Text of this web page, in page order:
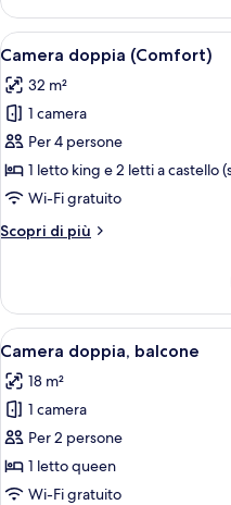
Comfort,
balcone
Apri
tutte
le
foto
per
Camera
doppia
6
Camera doppia (Comfort)
32 m²
1 camera
Per 4 persone
1 letto king e 2 letti a castello
Wi-Fi gratuito
Scopri di più
Altri
doppia
(Comfort)
Apri
tutte
le
foto
per
Camera
doppia,
4
Camera doppia, balcone
18 m²
1 camera
Per 2 persone
1 letto queen
Wi-Fi gratuito